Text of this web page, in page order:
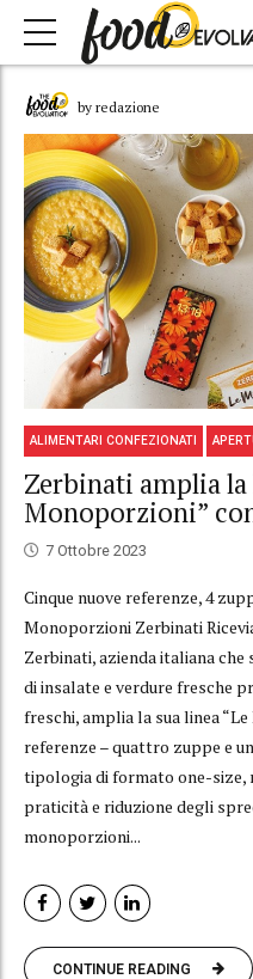
by redazione
ALIMENTARI CONFEZIONATI
Zerbinati amplia la
Monoporzioni”
7 Ottobre 2023
Cinque nuove referenze, 4
Monoporzioni Zerbinati
Zerbinati, azienda italiana
di insalate e verdure fresche
freschi, amplia la sua linea
referenze – quattro zuppe e
tipologia di formato one-
praticità e riduzione degli
monoporzioni...
CONTINUE READING